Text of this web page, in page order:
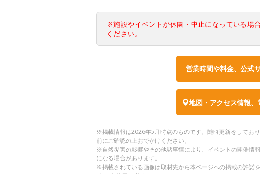
※施設やイベントが休園・中止になっている場
ください。
営業時間や料金、公式
地図・アクセス情報
※掲載情報は2026年5月時点のものです。随時更新をしてお
前にご確認の上おでかけください。
※自然災害の影響やその他諸事情により、イベントの開催情
になる場合があります。
※掲載されている画像は取材先から本ページへの掲載の許諾